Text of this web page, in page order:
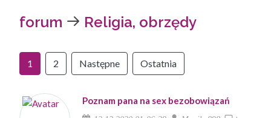
forum Religia, obrzędy
1 2 Następne Ostatnia
Poznam pana na sex bezobowiązań